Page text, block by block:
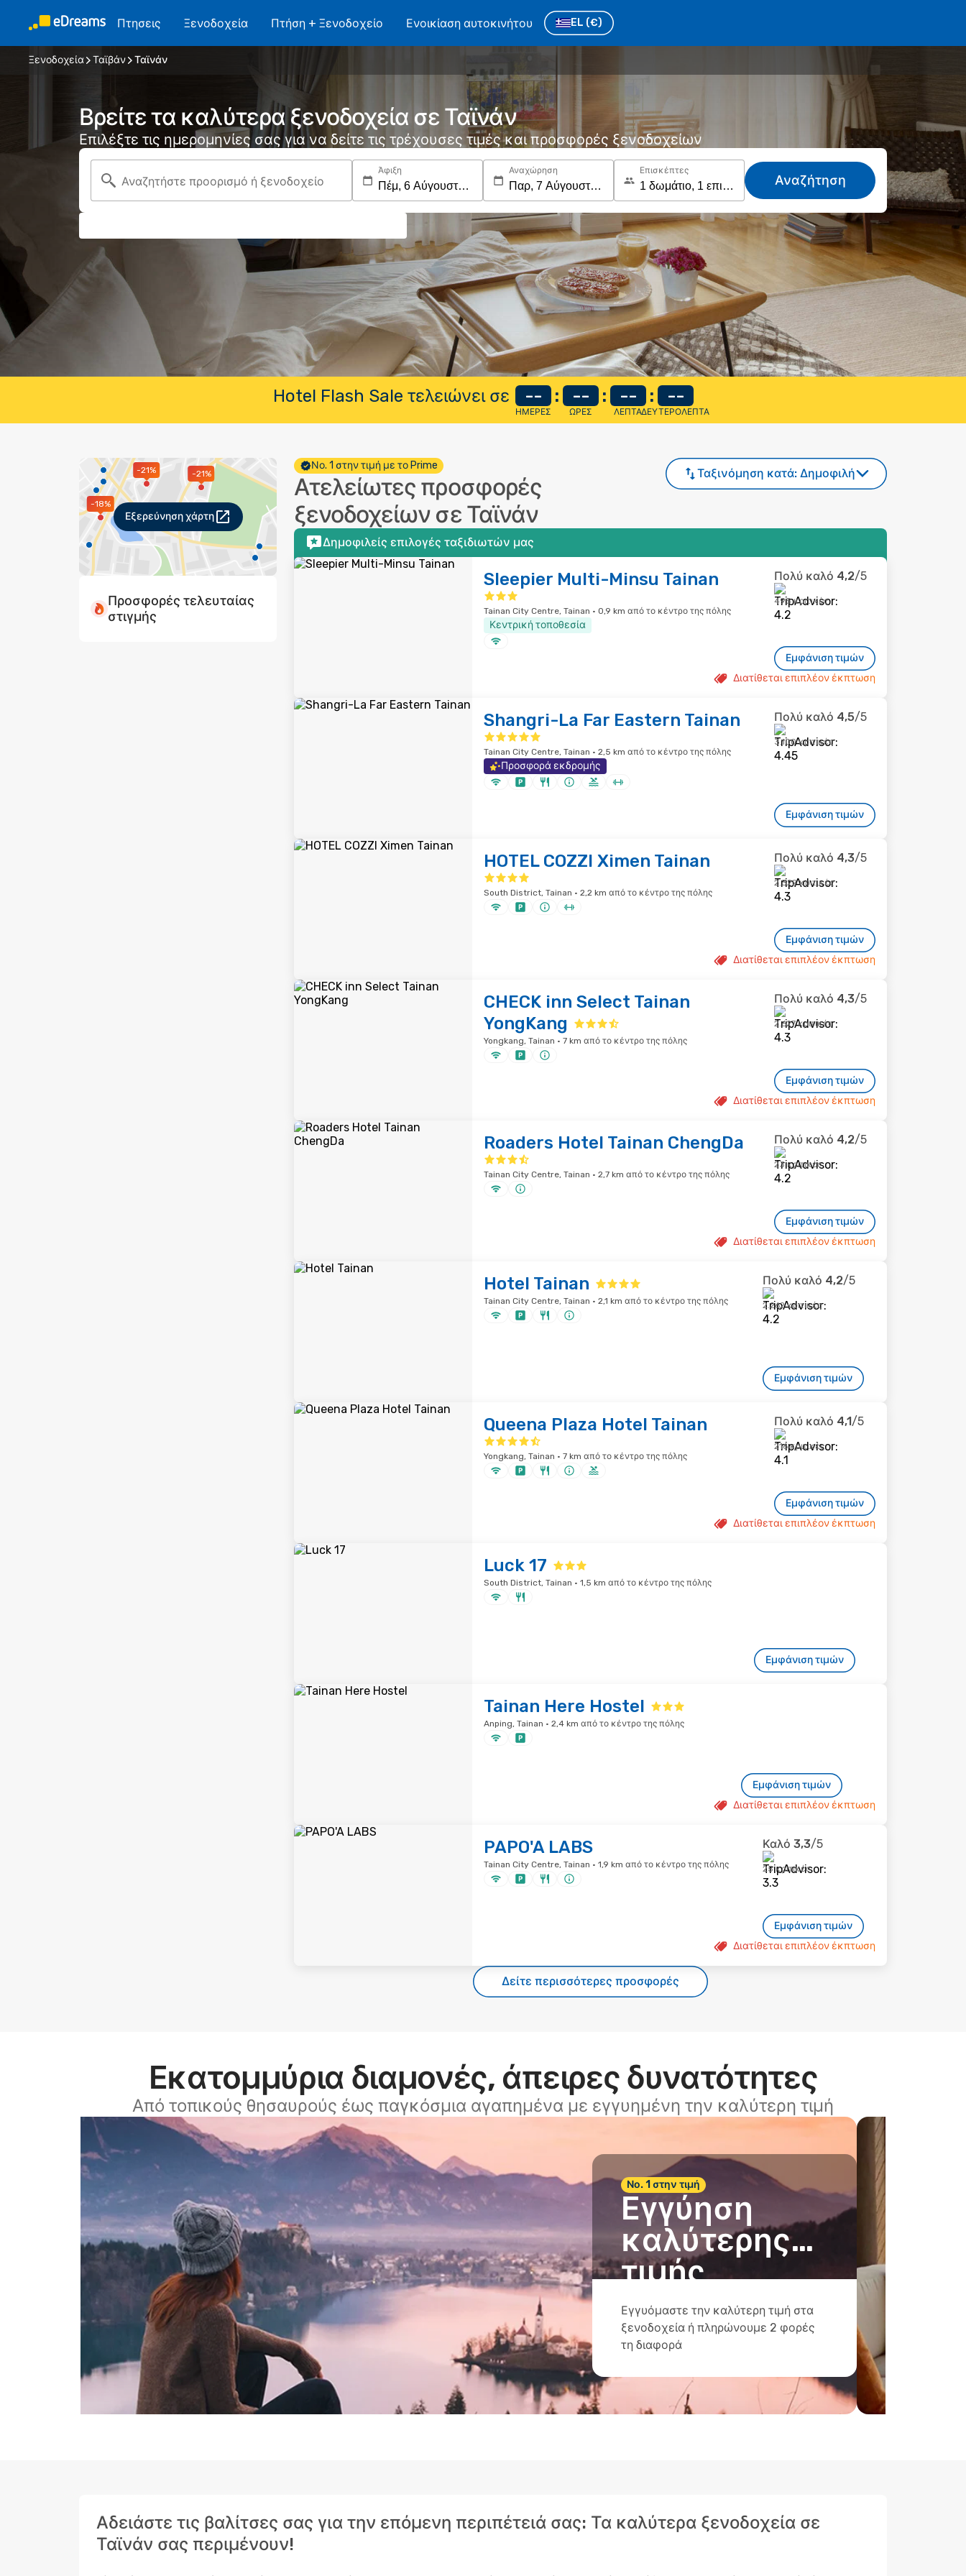
Πτησεις Ξενοδοχεία Πτήση + Ξενοδοχείο Ενοικίαση αυτοκινήτου EL (€)
Ξενοδοχεία Ταϊβάν Ταϊνάν
Βρείτε τα καλύτερα ξενοδοχεία σε Ταϊνάν
Επιλέξτε τις ημερομηνίες σας για να δείτε τις τρέχουσες τιμές και προσφορές ξενοδοχείων
Αναζητήστε προορισμό ή ξενοδοχείο
Άφιξη Αναχώρηση Επισκέπτες
Αναζήτηση
Hotel Flash Sale τελειώνει σε --
ΗΜΈΡΕΣ
: --
ΏΡΕΣ
: --
ΛΕΠΤΆ
: --
ΔΕΥΤΕΡΌΛΕΠΤΑ
-21%
-21%
-18%
Εξερεύνηση χάρτη
Προσφορές τελευταίας
στιγμής
Νο. 1 στην τιμή με το Prime
Ατελείωτες προσφορές
ξενοδοχείων σε Ταϊνάν
Ταξινόμηση κατά: Δημοφιλή
Δημοφιλείς επιλογές ταξιδιωτών μας
Sleepier Multi-Minsu Tainan
Tainan City Centre, Tainan · 0,9 km από το κέντρο της πόλης
Κεντρική τοποθεσία
Πολύ καλό 4,2/5
495 κριτικές
Εμφάνιση τιμών
Διατίθεται επιπλέον έκπτωση
Shangri-La Far Eastern Tainan
Tainan City Centre, Tainan · 2,5 km από το κέντρο της πόλης
Προσφορά εκδρομής
Πολύ καλό 4,5/5
3.100 κριτικές
Εμφάνιση τιμών
HOTEL COZZI Ximen Tainan
South District, Tainan · 2,2 km από το κέντρο της πόλης
Πολύ καλό 4,3/5
2.322 κριτικές
Εμφάνιση τιμών
Διατίθεται επιπλέον έκπτωση
CHECK inn Select Tainan
YongKang
Yongkang, Tainan · 7 km από το κέντρο της πόλης
Πολύ καλό 4,3/5
2.627 κριτικές
Εμφάνιση τιμών
Διατίθεται επιπλέον έκπτωση
Roaders Hotel Tainan ChengDa
Tainan City Centre, Tainan · 2,7 km από το κέντρο της πόλης
Πολύ καλό 4,2/5
23 κριτικές
Εμφάνιση τιμών
Διατίθεται επιπλέον έκπτωση
Hotel Tainan
Tainan City Centre, Tainan · 2,1 km από το κέντρο της πόλης
Πολύ καλό 4,2/5
2.262 κριτικές
Εμφάνιση τιμών
Queena Plaza Hotel Tainan
Yongkang, Tainan · 7 km από το κέντρο της πόλης
Πολύ καλό 4,1/5
216 κριτικές
Εμφάνιση τιμών
Διατίθεται επιπλέον έκπτωση
Luck 17
South District, Tainan · 1,5 km από το κέντρο της πόλης
Εμφάνιση τιμών
Tainan Here Hostel
Anping, Tainan · 2,4 km από το κέντρο της πόλης
Εμφάνιση τιμών
Διατίθεται επιπλέον έκπτωση
PAPO'A LABS
Tainan City Centre, Tainan · 1,9 km από το κέντρο της πόλης
Καλό 3,3/5
25 κριτικές
Εμφάνιση τιμών
Διατίθεται επιπλέον έκπτωση
Δείτε περισσότερες προσφορές
Εκατομμύρια διαμονές, άπειρες δυνατότητες
Από τοπικούς θησαυρούς έως παγκόσμια αγαπημένα με εγγυημένη την καλύτερη τιμή
Νο. 1 στην τιμή
Εγγύηση
καλύτερης
τιμής
Εγγυόμαστε την καλύτερη τιμή στα
ξενοδοχεία ή πληρώνουμε 2 φορές
τη διαφορά
Αδειάστε τις βαλίτσες σας για την επόμενη περιπέτειά σας: Τα καλύτερα ξενοδοχεία σε
Ταϊνάν σας περιμένουν!